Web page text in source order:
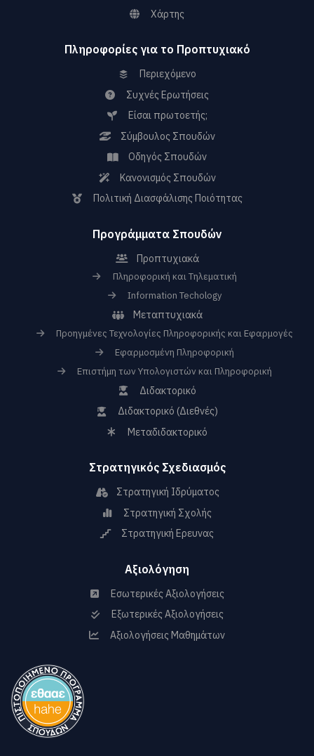
Χάρτης
Πληροφορίες για το Προπτυχιακό
Περιεχόμενο
Συχνές Ερωτήσεις
Είσαι πρωτοετής;
Σύμβουλος Σπουδών
Οδηγός Σπουδών
Κανονισμός Σπουδών
Πολιτική Διασφάλισης Ποιότητας
Προγράμματα Σπουδών
Προπτυχιακά
Πληροφορική και Τηλεματική
Information Techology
Μεταπτυχιακά
Προηγμένες Τεχνολογίες Πληροφορικής και Εφαρμογές
Εφαρμοσμένη Πληροφορική
Επιστήμη των Υπολογιστών και Πληροφορική
Διδακτορικό
Διδακτορικό (Διεθνές)
Μεταδιδακτορικό
Στρατηγικός Σχεδιασμός
Στρατηγική Ιδρύματος
Στρατηγική Σχολής
Στρατηγική Ερευνας
Αξιολόγηση
Εσωτερικές Αξιολογήσεις
Εξωτερικές Αξιολογήσεις
Αξιολογήσεις Μαθημάτων